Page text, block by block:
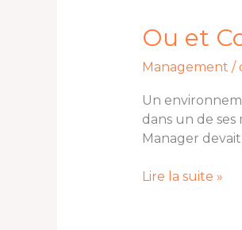
Ou et
Management /
Un
dans un de
Manager
Comment
pratiquer
le
Management
?
Lire la suite »